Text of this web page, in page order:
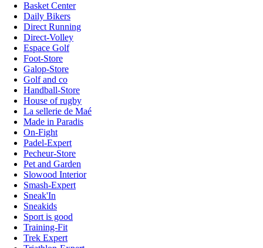
Basket Center
Daily Bikers
Direct Running
Direct-Volley
Espace Golf
Foot-Store
Galop-Store
Golf and co
Handball-Store
House of rugby
La sellerie de Maé
Made in Paradis
On-Fight
Padel-Expert
Pecheur-Store
Pet and Garden
Slowood Interior
Smash-Expert
Sneak'In
Sneakids
Sport is good
Training-Fit
Trek Expert